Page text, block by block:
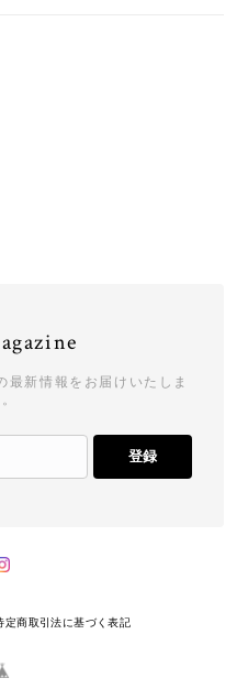
最新情報をお届けいたしま
登録
定商取引法に基づく表記